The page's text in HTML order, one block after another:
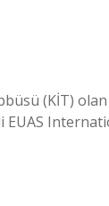
(KİT) olan
EUAS